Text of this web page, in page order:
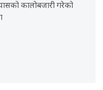
कालोबजारी गरेको